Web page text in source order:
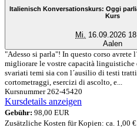
Italienisch Konversationskurs: Oggi
Kurs
Mi.
16.09.2026
Aalen
"Adesso si parla"! In questo corso avrete
migliorare le vostre capacità linguistiche
svariati temi sia con l´ausilio di testi
cortometraggi, esercizi di ascolto, e...
Kursnummer 262-45420
Kursdetails anzeigen
Gebühr: 98,00 EUR
Zusätzliche Kosten für Kopien: ca. 1,00